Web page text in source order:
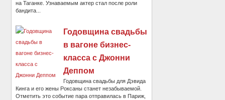
на Таганке. Узнаваемым актер стал после роли
бандита...
Годовщина свадьбы
в вагоне бизнес-
класса с Джонни
Деппом
Годовщина свадьбы для Дэвида
Кинга и его жены Роксаны станет незабываемой.
Отметить это событие пара отправилась в Париж,